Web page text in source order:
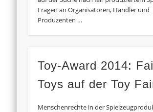
Fragen an Organisatoren, Händler und
Produzenten …
Toy-Award 2014:
Toys auf der Toy
Menschenrechte in der